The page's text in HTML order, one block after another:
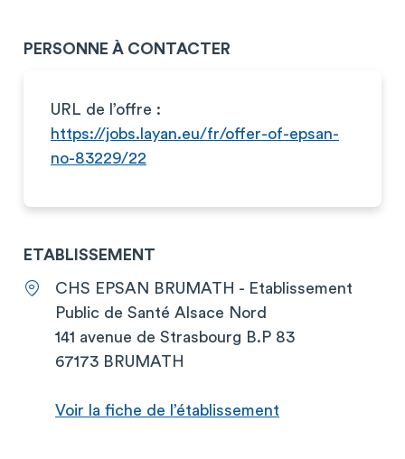
PERSONNE À CONTACTER
URL de l’offre :
https://jobs.layan.eu/fr/offer-of-epsan-
no-83229/22
ETABLISSEMENT
CHS EPSAN BRUMATH - Etablissement
Public de Santé Alsace Nord
141 avenue de Strasbourg B.P 83
67173 BRUMATH
Voir la fiche de l’établissement